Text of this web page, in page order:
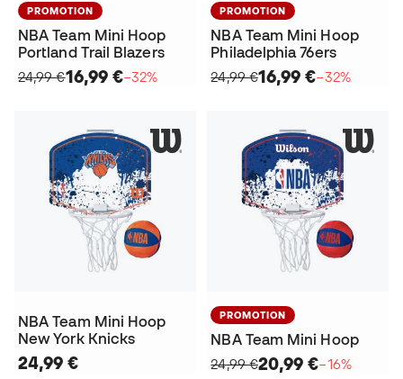
PROMOTION
NBA Team Mini Hoop
Portland Trail Blazers
24,99 €16,99 €−32%
PROMOTION
NBA Team Mini Hoop
Philadelphia 76ers
24,99 €16,99 €−32%
NBA Team Mini Hoop
New York Knicks
24,99 €
PROMOTION
NBA Team Mini Hoop
24,99 €20,99 €−16%